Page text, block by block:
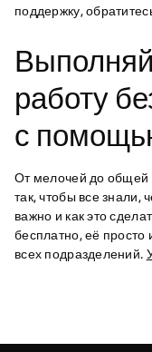
поддержку,
работу
с
От мелочей до общей
так, чтобы все знали,
важно и как это
бесплатно, её просто
всех подразделений.